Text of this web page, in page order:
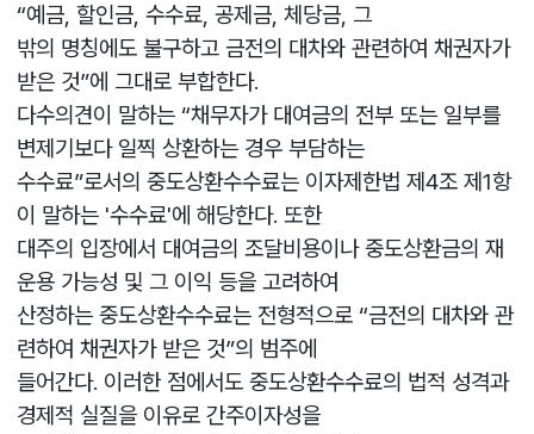
“예금, 할인금, 수수료, 공제금, 체당금, 그
밖의 명칭에도 불구하고 금전의 대차와 관련하여 채권자가
받은 것”에 그대로 부합한다.
다수의견이 말하는 “채무자가 대여금의 전부 또는 일부를
변제기보다 일찍 상환하는 경우 부담하는
수수료”로서의 중도상환수수료는 이자제한법 제4조 제1항
이 말하는 '수수료'에 해당한다. 또한
대주의 입장에서 대여금의 조달비용이나 중도상환금의 재
운용 가능성 및 그 이익 등을 고려하여
산정하는 중도상환수수료는 전형적으로 “금전의 대차와 관
련하여 채권자가 받은 것”의 범주에
들어간다. 이러한 점에서도 중도상환수수료의 법적 성격과
경제적 실질을 이유로 간주이자성을